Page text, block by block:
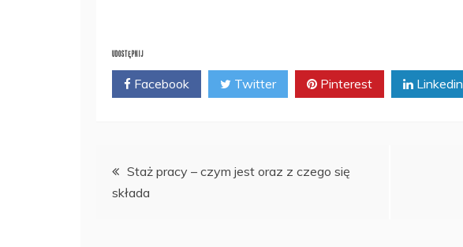
UDOSTĘPNIJ
Facebook Twitter Pinterest Linkedin
Nawigacja
Staż pracy – czym jest oraz z czego się
składa